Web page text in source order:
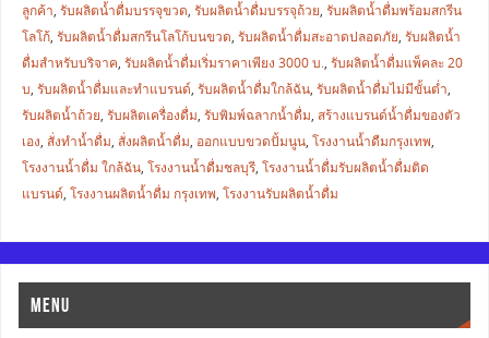
ลูกค้า, รับผลิตน้ำดื่มบรรจุขวด, รับผลิตน้ำดื่มบรรจุถ้วย, รับผลิตน้ำดื่มพร้อมสกรีน
โลโก้, รับผลิตน้ำดื่มสกรีนโลโก้บนขวด, รับผลิตน้ำดื่มสะอาดปลอดภัย, รับผลิตน้ำ
ดื่มสำหรับบริจาค, รับผลิตน้ำดื่มเริ่มราคาเพียง 3000 บ., รับผลิตน้ำดื่มแพ็คละ 20
บ, รับผลิตน้ำดื่มและทำแบรนด์, รับผลิตน้ำดื่มใกล้ฉัน, รับผลิตน้ำดื่มไม่มีขั้นต่ำ,
รับผลิตน้ำถ้วย, รับผลิตเครื่องดื่ม, รับพิมพ์ฉลากน้ำดื่ม, สร้างแบรนด์น้ำดื่มของตัว
เอง, สั่งทำน้ำดื่ม, สั่งผลิตน้ำดื่ม, ออกแบบขวดปั้มนูน, โรงงานน้ำดืมกรุงเทพ,
โรงงานน้ำดื่ม ใกล้ฉัน, โรงงานน้ำดื่มชลบุรี, โรงงานน้ำดื่มรับผลิตน้ำดื่มติด
แบรนด์, โรงงานผลิตน้ำดื่ม กรุงเทพ, โรงงานรับผลิตน้ำดื่ม
MENU